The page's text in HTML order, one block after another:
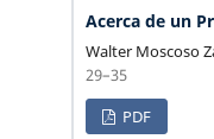
Acerca de un
Walter Moscoso
29–35
PDF